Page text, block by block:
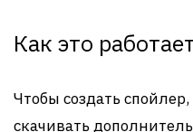
Как это
Чтобы создать
скачивать